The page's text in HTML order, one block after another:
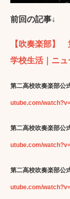
前回の記事↓
【吹奏楽部】
学校生活｜ニ
第二高校吹奏楽部
utube.com/
第二高校吹奏楽部
utube.com/
第二高校吹奏楽部
utube.com/